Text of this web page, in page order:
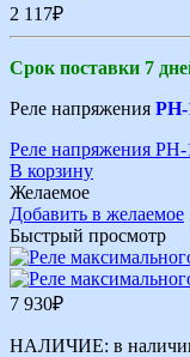
2 117₽
Срок поставки 7
Реле напряжения РН-
Реле напряжения
В корзину
Желаемое
Добавить в желаемое
Быстрый просмотр
7 930₽
НАЛИЧИЕ: в